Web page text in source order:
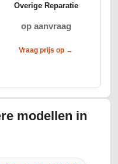
Overige Reparatie
op aanvraag
Vraag prijs op →
modellen in